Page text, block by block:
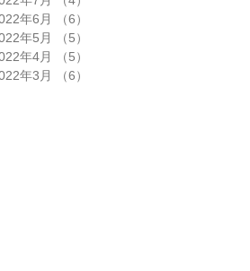
年6月
（6）
年5月
（5）
年4月
（5）
年3月
（6）